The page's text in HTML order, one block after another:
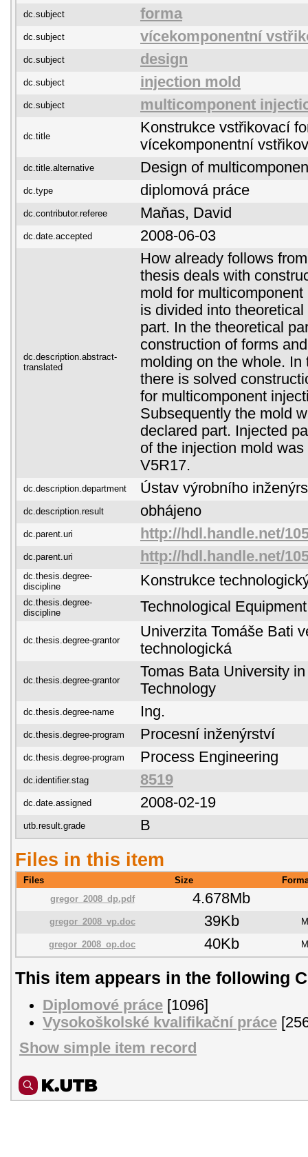
dc.subject forma
dc.subject vícekomponentní
dc.subject design
dc.subject injection mold
dc.subject multicomponent
dc.title
Konstrukce vstřikovací
vícekomponentní
dc.title.alternative Design of
dc.type diplomová práce
dc.contributor.referee Maňas, David
dc.date.accepted 2008-06-03
dc.description.abstract-
translated
How already follows
thesis deals with
mold for
is divided into
part. In the theoretical
construction of forms
molding on the whole. In
there is solved
for multicomponent
Subsequently the mold
declared part. Injected
of the injection mold
V5R17.
dc.description.department Ústav výrobního
dc.description.result obhájeno
dc.parent.uri http://hdl.handle.net/
dc.parent.uri http://hdl.handle.net/
dc.thesis.degree-
discipline
Konstrukce
dc.thesis.degree-
discipline
Technological
dc.thesis.degree-grantor
Univerzita Tomáše Bati
technologická
dc.thesis.degree-grantor
Tomas Bata University
Technology
dc.thesis.degree-name Ing.
dc.thesis.degree-program Procesní inženýrství
dc.thesis.degree-program Process Engineering
dc.identifier.stag 8519
dc.date.assigned 2008-02-19
utb.result.grade B
Files in this item
Files Size
gregor_2008_dp.pdf
4.678Mb
gregor_2008_vp.doc 39Kb
gregor_2008_op.doc 40Kb
This item appears in the following
Diplomové práce [1096]
Vysokoškolské kvalifikační práce
Show simple item record